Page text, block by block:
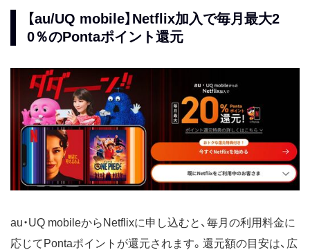
【au/UQ mobile】Netflix加入で毎月最大2
0％のPontaポイント還元
au・UQ mobileからNetflixに申し込むと、毎月の利用料金に
応じてPontaポイントが還元されます。還元額の目安は、広